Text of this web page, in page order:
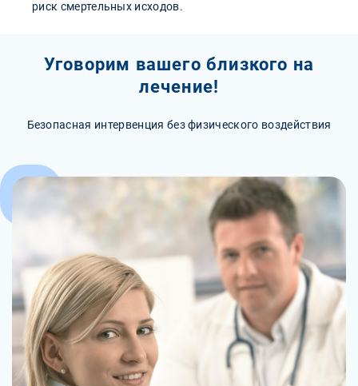
риск смертельных исходов.
Уговорим вашего близкого на
лечение!
Безопасная интервенция без физического воздействия